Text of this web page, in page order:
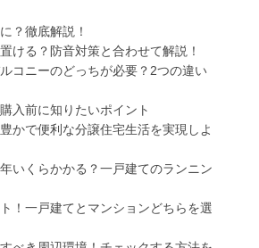
？徹底解説！
ける？防音対策と合わせて解説！
コニーのどっちが必要？2つの違い
入前に知りたいポイント
かで便利な分譲住宅生活を実現しよ
いくらかかる？一戸建てのランニン
！一戸建てとマンションどちらを選